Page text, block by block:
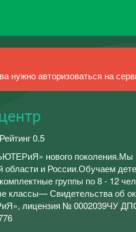
авторизоваться на
0.5
нового поколения.Мы
области и России.Обучаем
группы по 8 - 12
классы— Свидетельства об
лицензия № 0002039ЧУ